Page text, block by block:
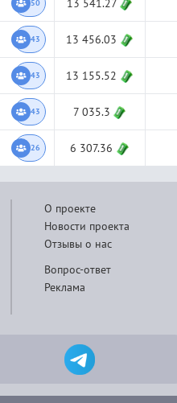
50
43 13 456.03
43 13 155.52
43 7 035.3
26 6 307.36
О проекте
Новости проекта
Отзывы о нас
Вопрос-ответ
Реклама